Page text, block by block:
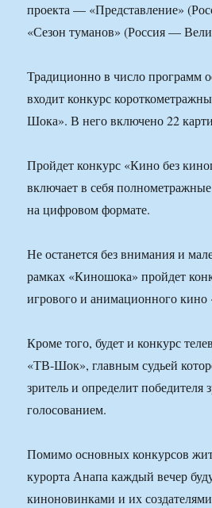
проекта — «Представление»
«Сезон туманов» (Россия —
Традиционно в число программ
входит конкурс
Шока». В него включено 22
Пройдет конкурс «Кино без
включает в себя
на цифровом формате.
Не останется без внимания и
рамках «Киношока» пройдет
игрового и анимационного
Кроме того, будет и конкурс
«ТВ-Шок», главным судьей
зритель и определит победителя
голосованием.
Помимо основных конкурсов
курорта Анапа каждый вечер
киноновинками и их